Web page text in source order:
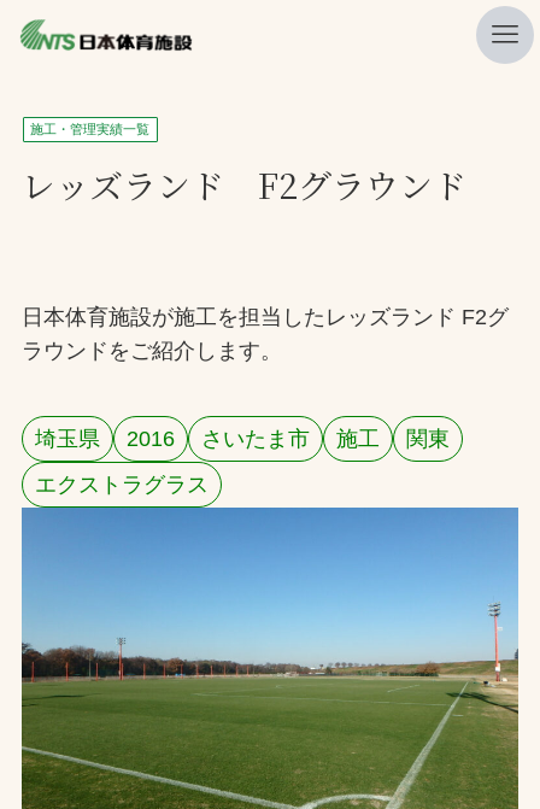
私たちの強み
製品・サービス一覧
施工・管理実績一覧
採用情報
お取引先の皆様へ
プライバシーポリシー
ソーシャルメディアポリシー
施工・管理実績一覧
レッズランド F2グラウンド
日本体育施設が施工を担当したレッズランド F2グ
ラウンドをご紹介します。
埼玉県 2016 さいたま市 施工
関東
エクストラグラス